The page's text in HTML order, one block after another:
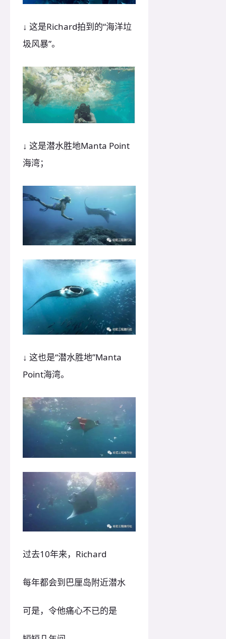
↓ 这是Richard拍到的“海洋垃
圾风暴”。
↓ 这是潜水胜地Manta Point
海湾；
↓ 这也是“潜水胜地”Manta
Point海湾。
过去10年来，Richard
每年都会到巴厘岛附近潜水
可是，令他痛心不已的是